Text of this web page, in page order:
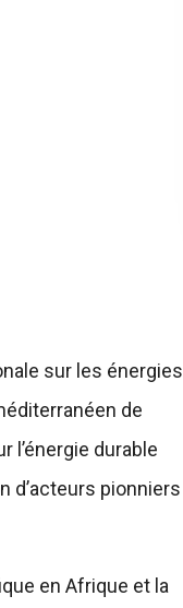
sur les énergies
de
l’énergie durable
d’acteurs pionniers
en Afrique et la